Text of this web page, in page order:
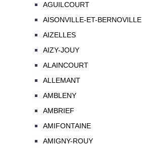
AGUILCOURT
AISONVILLE-ET-BERNOVILLE
AIZELLES
AIZY-JOUY
ALAINCOURT
ALLEMANT
AMBLENY
AMBRIEF
AMIFONTAINE
AMIGNY-ROUY